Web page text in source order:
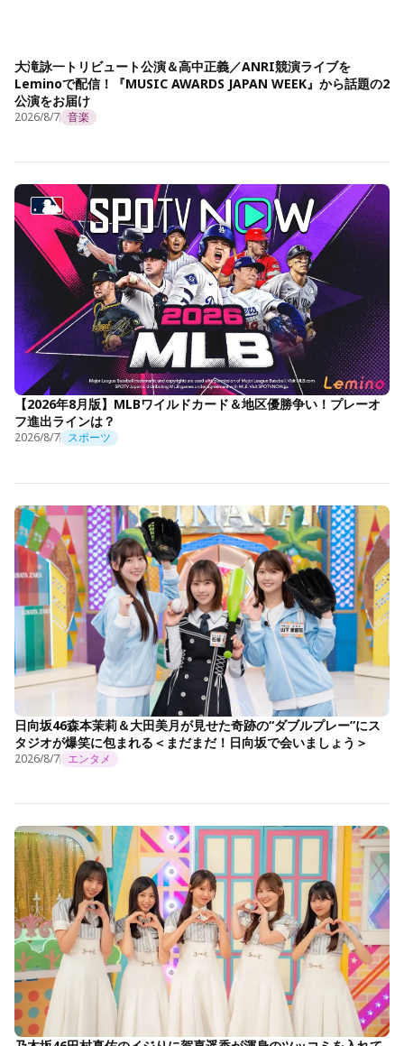
大滝詠一トリビュート公演＆高中正義／ANRI競演ライブを
Leminoで配信！『MUSIC AWARDS JAPAN WEEK』から話題の2
公演をお届け
2026/8/7 音楽
【2026年8月版】MLBワイルドカード＆地区優勝争い！プレーオ
フ進出ラインは？
2026/8/7 スポーツ
日向坂46森本茉莉＆大田美月が見せた奇跡の“ダブルプレー”にス
タジオが爆笑に包まれる＜まだまだ！日向坂で会いましょう＞
2026/8/7 エンタメ